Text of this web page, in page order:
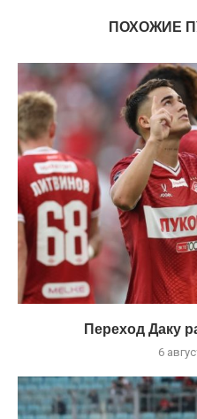
ПОХОЖИЕ
Переход Даку
6